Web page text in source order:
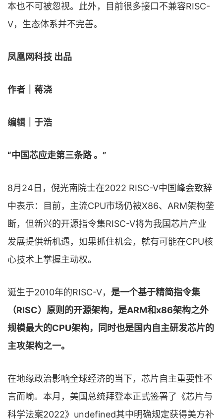
本也不可被忽视。此外，目前很多接口不兼容RISC-
V，生态体系并不完善。
凤凰网科技 出品
作者｜蒋浇
编辑｜于浩
“中国芯应走第三条路 。”
8月24日，倪光南院士在2022 RISC-V中国峰会致辞
中表示：目前，主流CPU市场仍被X86、ARM架构垄
断，但新兴的开源指令集RISC-V将为我国芯片产业
发展提供新机遇，如果抓住机会，就有可能在CPU核
心技术上掌握主动权。
诞生于2010年的RISC-V， 是一个基于精简指令集
（RISC）原则的开源架构，是ARM和x86架构之外
规模最大的CPU架构，同时也是国内自主研发芯片的
主攻架构之一。
在地缘政治影响全球经济的当下，芯片自主重要性不
言而喻。本月，美国总统拜登本正式签署了《芯片与
科学法案2022》undefined其中明确规定获得美方补